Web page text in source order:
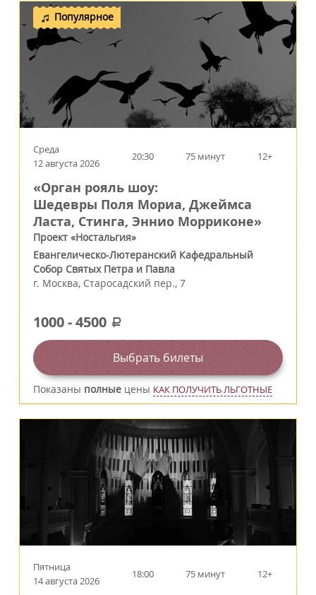
Популярное
Среда
12 августа 2026
20:30 75 минут 12+
«Орган рояль шоу:
Шедевры Поля Мориа, Джеймса
Ласта, Стинга, Эннио Морриконе»
Проект «Ностальгия»
Евангелическо-Лютеранский Кафедральный
Собор Святых Петра и Павла
г. Москва, Старосадский пер., 7
1000-4500 a
Выбрать билеты
Показаны полные цены КАК ПОЛУЧИТЬ ЛЬГОТНЫЕ
Пятница
14 августа 2026
18:00 75 минут 12+